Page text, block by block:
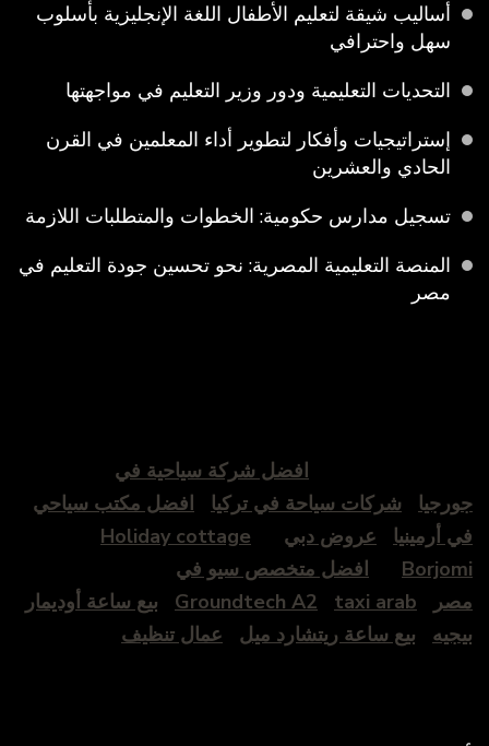
أساليب شيقة لتعليم الأطفال اللغة الإنجليزية بأسلوب
سهل واحترافي
التحديات التعليمية ودور وزير التعليم في مواجهتها
إستراتيجيات وأفكار لتطوير أداء المعلمين في القرن
الحادي والعشرين
تسجيل مدارس حكومية: الخطوات والمتطلبات اللازمة
المنصة التعليمية المصرية: نحو تحسين جودة التعليم في
مصر
افضل شركة سياحية في
جورجيا
شركات سياحة في تركيا
افضل مكتب سياحي
في أرمينيا
عروض دبي
Holiday cottage
Borjomi
افضل متخصص سيو في
مصر
Groundtech A2 taxi arab
بيع ساعة أوديمار
بيجيه
بيع ساعة ريتشارد ميل عمال تنظيف